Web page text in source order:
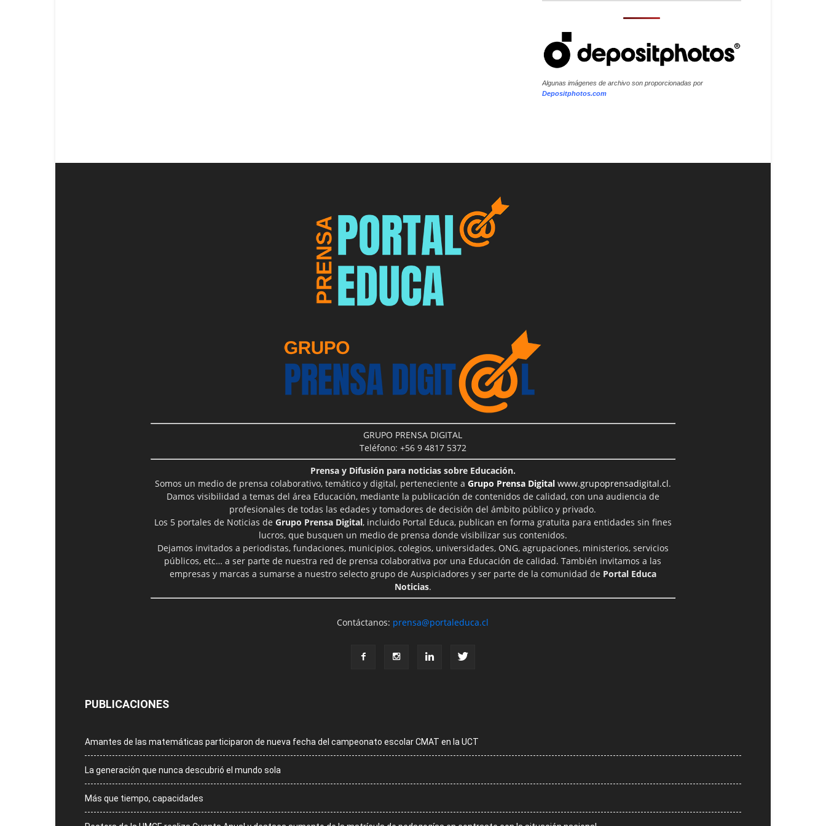
Algunas imágenes de archivo son proporcionadas por
Depositphotos.com
GRUPO PRENSA DIGITAL
Teléfono: +56 9 4817 5372
Prensa y Difusión para noticias sobre Educación.
Somos un medio de prensa colaborativo, temático y digital, perteneciente a Grupo Prensa Digitalwww.grupoprensadigital.cl.
Damos visibilidad a temas del área Educación, mediante la publicación de contenidos de calidad, con una audiencia de
profesionales de todas las edades y tomadores de decisión del ámbito público y privado.
Los 5 portales de Noticias de Grupo Prensa Digital, incluido Portal Educa, publican en forma gratuita para entidades sin fines
lucros, que busquen un medio de prensa donde visibilizar sus contenidos.
Dejamos invitados a periodistas, fundaciones, municipios, colegios, universidades, ONG, agrupaciones, ministerios, servicios
públicos, etc… a ser parte de nuestra red de prensa colaborativa por una Educación de calidad. También invitamos a las
empresas y marcas a sumarse a nuestro selecto grupo de Auspiciadores y ser parte de la comunidad de Portal Educa
Noticias.
Contáctanos: prensa@portaleduca.cl
PUBLICACIONES
Amantes de las matemáticas participaron de nueva fecha del campeonato escolar CMAT en la UCT
La generación que nunca descubrió el mundo sola
Más que tiempo, capacidades